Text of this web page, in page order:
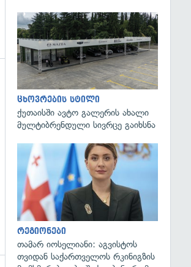
ცხოვრების სტილი
ქუთაისში ავტო გალერის ახალი
მულტიბრენდული სივრცე გაიხსნა
რეგიონები
თამარ იოსელიანი: აგვისტოს
თვიდან საქართველოს რკინიგზის